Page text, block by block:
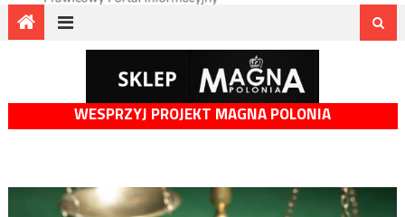
WESPRZYJ PROJEKT MAGNA POLONIA